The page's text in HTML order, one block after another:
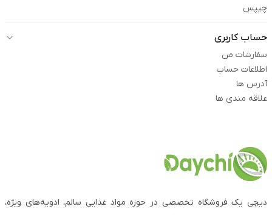
چیپس
حساب کاربری
سفارشات من
اطلاعات حساب
آدرس ها
علاقه مندی ها
دیچی یک فروشگاه تخصصی در حوزه مواد غذایی سالم، ادویه‌های ویژه،